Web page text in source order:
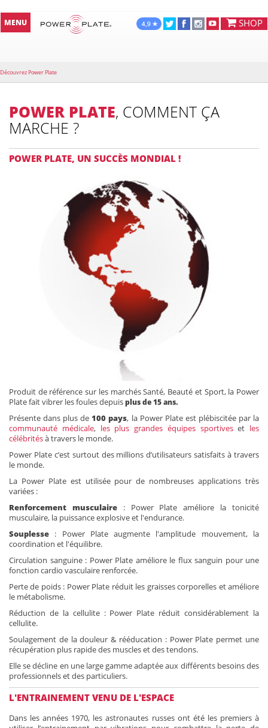
SHOP
MENU
Découvrez Power Plate
POWER PLATE, COMMENT ÇA
MARCHE ?
POWER PLATE, UN SUCCÈS MONDIAL !
Produit de référence sur les marchés Santé, Beauté et Sport, la Power
Plate fait vibrer les foules depuisplus de 15 ans.
Présente dans plus de100 pays, la Power Plate est plébiscitée par la
communauté médicale, les plus grandes équipes sportiveset les
célébritésà travers le monde.
Power Plate c’est surtout des millions d’utilisateurs satisfaits à travers
le monde.
La Power Plate est utilisée pour de nombreuses applications très
variées :
Renforcement musculaire: Power Plate améliore la tonicité
musculaire, la puissance explosive et l'endurance.
Souplesse : Power Plate augmente l'amplitude mouvement, la
coordination et l'équilibre.
Circulation sanguine : Power Plate améliore le flux sanguin pour une
fonction cardio vasculaire renforcée.
Perte de poids : Power Plate réduit les graisses corporelles et améliore
le métabolisme.
Réduction de la cellulite : Power Plate réduit considérablement la
cellulite.
Soulagement de la douleur & rééducation : Power Plate permet une
récupération plus rapide des muscles et des tendons.
Elle se décline en une large gamme adaptée aux différents besoins des
professionnels et des particuliers.
L'ENTRAINEMENT VENU DE L'ESPACE
Dans les années 1970, les astronautes russes ont été les premiers à